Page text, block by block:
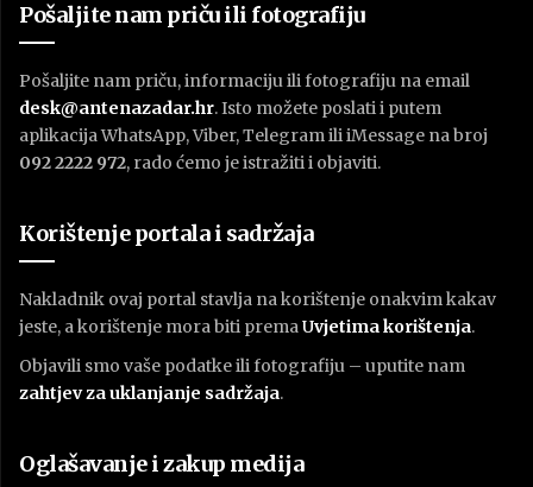
Pošaljite nam priču ili fotografiju
Pošaljite nam priču, informaciju ili fotografiju na email
desk@antenazadar.hr. Isto možete poslati i putem
aplikacija WhatsApp, Viber, Telegram ili iMessage na broj
092 2222 972, rado ćemo je istražiti i objaviti.
Korištenje portala i sadržaja
Nakladnik ovaj portal stavlja na korištenje onakvim kakav
jeste, a korištenje mora biti premaUvjetima korištenja.
Objavili smo vaše podatke ili fotografiju – uputite nam
zahtjev za uklanjanje sadržaja.
Oglašavanje i zakup medija